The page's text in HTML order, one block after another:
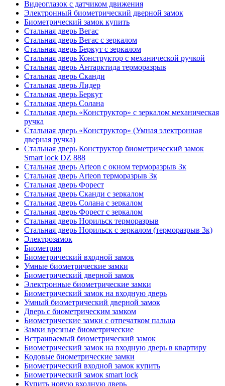
Видеоглазок с датчиком движения
Электронный биометрический дверной замок
Биометрический замок купить
Стальная дверь Вегас
Стальная дверь Вегас с зеркалом
Стальная дверь Беркут с зеркалом
Стальная дверь Конструктор с механической ручкой
Стальная дверь Антарктида терморазрыв
Стальная дверь Сканди
Стальная дверь Лидер
Стальная дверь Беркут
Стальная дверь Солана
Стальная дверь «Конструктор» с зеркалом механическая
ручка
Стальная дверь «Конструктор» (Умная электронная
дверная ручка)
Стальная дверь Конструктор биометрический замок
Smart lock DZ 888
Стальная дверь Arteon с окном терморазрыв 3к
Стальная дверь Arteon терморазрыв 3к
Стальная дверь Форест
Стальная дверь Сканди с зеркалом
Стальная дверь Солана с зеркалом
Стальная дверь Форест с зеркалом
Стальная дверь Норильск терморазрыв
Стальная дверь Норильск с зеркалом (терморазрыв 3к)
Электрозамок
Биометрия
Биометрический входной замок
Умные биометрические замки
Биометрический дверной замок
Электронные биометрические замки
Биометрический замок на входную дверь
Умный биометрический дверной замок
Дверь с биометрическим замком
Биометрические замки с отпечатком пальца
Замки врезные биометрические
Встраиваемый биометрический замок
Биометрический замок на входную дверь в квартиру
Кодовые биометрические замки
Биометрический входной замок купить
Биометрический замок smart lock
Купить новую входную дверь